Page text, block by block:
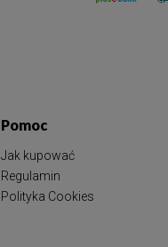
Pomoc
Jak kupować
Regulamin
Polityka Cookies